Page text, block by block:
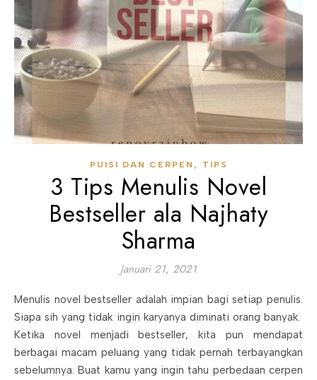
PUISI DAN CERPEN , TIPS
3 Tips Menulis Novel
Bestseller ala Najhaty
Sharma
Januari 21, 2021
Menulis novel bestseller adalah impian bagi setiap penulis.
Siapa sih yang tidak ingin karyanya diminati orang banyak.
Ketika novel menjadi bestseller, kita pun mendapat
berbagai macam peluang yang tidak pernah terbayangkan
sebelumnya. Buat kamu yang ingin tahu perbedaan cerpen